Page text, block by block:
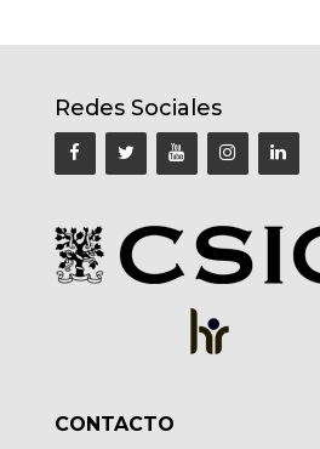
Redes Sociales
CONTACTO